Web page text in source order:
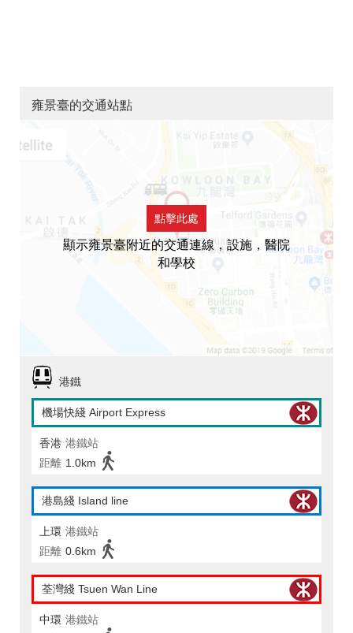
雍景臺的交通站點
點擊此處
顯示雍景臺附近的交通連線，設施，醫院
和學校
港鐵
機場快綫 Airport Express
香港 港鐵站
距離 1.0km
港島綫 Island line
上環 港鐵站
距離 0.6km
荃灣綫 Tsuen Wan Line
中環 港鐵站